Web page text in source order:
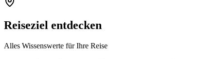
Reiseziel entdecken
Alles Wissenswerte für Ihre Reise